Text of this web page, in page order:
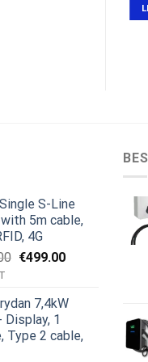
S-Line
5m cable,
4G
Alkuperäinen
€899.00.
€499.00Nykyinen
€499.00.
7,4kW
Display, 1
Type 2 cable,